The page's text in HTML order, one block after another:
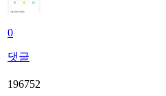
0
댓글
196752